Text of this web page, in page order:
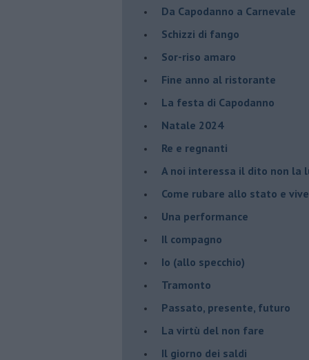
Da Capodanno a Carnevale
Schizzi di fango
Sor-riso amaro
Fine anno al ristorante
La festa di Capodanno
Natale 2024
Re e regnanti
A noi interessa il dito non la
Come rubare allo stato e
Una performance
Il compagno
​Io (allo specchio)
Tramonto
Passato, presente, futuro
La virtù del non fare
Il giorno dei saldi